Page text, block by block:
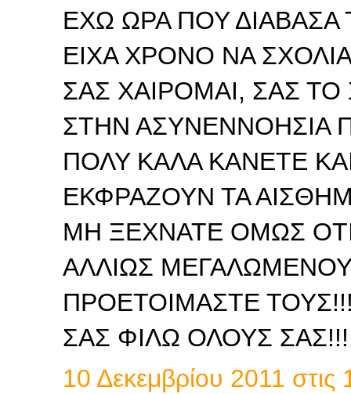
ΕΧΩ ΩΡΑ ΠΟΥ
ΕΙΧΑ ΧΡΟΝΟ ΝΑ
ΣΑΣ ΧΑΙΡΟΜΑΙ, ΣΑΣ
ΣΤΗΝ ΑΣΥΝΕΝΝΟΗΣΙΑ
ΠΟΛΥ ΚΑΛΑ ΚΑΝΕΤΕ
ΕΚΦΡΑΖΟΥΝ ΤΑ
ΜΗ ΞΕΧΝΑΤΕ ΟΜΩΣ
ΑΛΛΙΩΣ
ΠΡΟΕΤΟΙΜΑΣΤΕ
ΣΑΣ ΦΙΛΩ ΟΛΟΥΣ
10 Δεκεμβρίου 2011